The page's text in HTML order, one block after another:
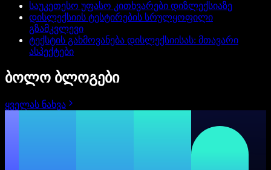
საუკეთესო უფასო კითხვარები დიზლექსიაზე
დისლექსიის ტესტირების სრულყოფილი
გზამკვლევი
ტექსტის გახმოვანება დისლექსიისას: მთავარი
ასპექტები
ბოლო ბლოგები
ყველას ნახვა